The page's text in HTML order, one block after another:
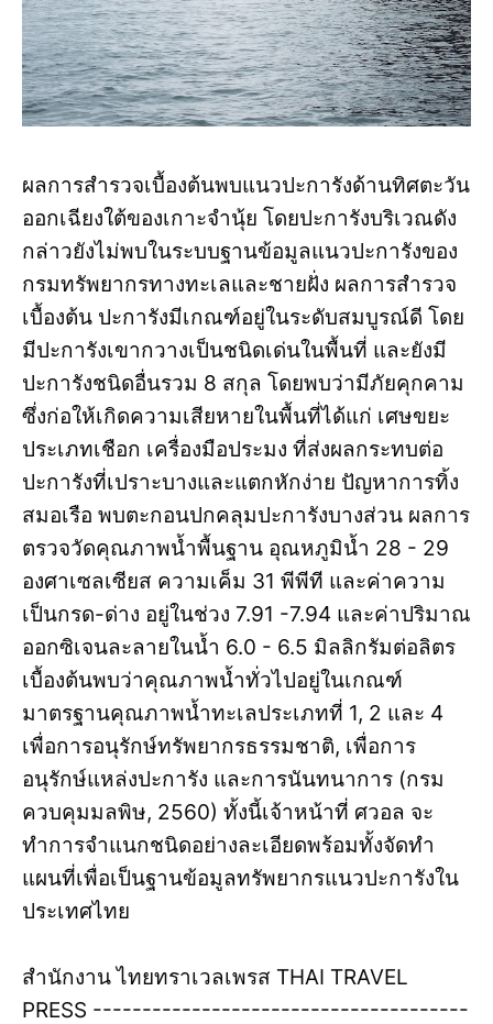
ผลการสำรวจเบื้องต้นพบแนวปะการังด้านทิศตะวัน
ออกเฉียงใต้ของเกาะจำนุ้ย โดยปะการังบริเวณดัง
กล่าวยังไม่พบในระบบฐานข้อมูลแนวปะการังของ
กรมทรัพยากรทางทะเลและชายฝั่ง ผลการสำรวจ
เบื้องต้น ปะการังมีเกณฑ์อยู่ในระดับสมบูรณ์ดี โดย
มีปะการังเขากวางเป็นชนิดเด่นในพื้นที่ และยังมี
ปะการังชนิดอื่นรวม 8 สกุล โดยพบว่ามีภัยคุกคาม
ซึ่งก่อให้เกิดความเสียหายในพื้นที่ได้แก่ เศษขยะ
ประเภทเชือก เครื่องมือประมง ที่ส่งผลกระทบต่อ
ปะการังที่เปราะบางและแตกหักง่าย ปัญหาการทิ้ง
สมอเรือ พบตะกอนปกคลุมปะการังบางส่วน ผลการ
ตรวจวัดคุณภาพน้ำพื้นฐาน อุณหภูมิน้ำ 28 - 29
องศาเซลเซียส ความเค็ม 31 พีพีที และค่าความ
เป็นกรด-ด่าง อยู่ในช่วง 7.91 -7.94 และค่าปริมาณ
ออกซิเจนละลายในน้ำ 6.0 - 6.5 มิลลิกรัมต่อลิตร
เบื้องต้นพบว่าคุณภาพน้ำทั่วไปอยู่ในเกณฑ์
มาตรฐานคุณภาพน้ำทะเลประเภทที่ 1, 2 และ 4
เพื่อการอนุรักษ์ทรัพยากรธรรมชาติ, เพื่อการ
อนุรักษ์แหล่งปะการัง และการนันทนาการ (กรม
ควบคุมมลพิษ, 2560) ทั้งนี้เจ้าหน้าที่ ศวอล จะ
ทำการจำแนกชนิดอย่างละเอียดพร้อมทั้งจัดทำ
แผนที่เพื่อเป็นฐานข้อมูลทรัพยากรแนวปะการังใน
ประเทศไทย
สำนักงาน ไทยทราเวลเพรส THAI TRAVEL
PRESS --------------------------------------